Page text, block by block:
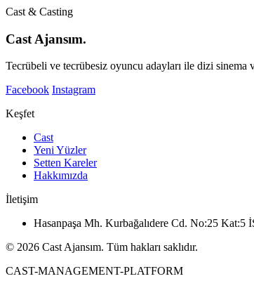
Cast & Casting
Cast Ajansım.
Tecrübeli ve tecrübesiz oyuncu adayları ile dizi sinema
Facebook Instagram
Keşfet
Cast
Yeni Yüzler
Setten Kareler
Hakkımızda
İletişim
Hasanpaşa Mh. Kurbağalıdere Cd. No:25
© 2026 Cast Ajansım. Tüm hakları saklıdır.
CAST-MANAGEMENT-PLATFORM